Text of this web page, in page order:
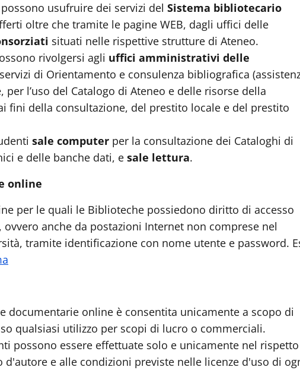
usufruire dei servizi del Sistema bibliotecario
oltre che tramite le pagine WEB, dagli uffici delle
situati nelle rispettive strutture di Ateneo.
rivolgersi agli uffici amministrativi delle
di Orientamento e consulenza bibliografica
l’uso del Catalogo di Ateneo e delle risorse della
fini della consultazione, del prestito locale e del prestito
sale computer per la consultazione dei Cataloghi di
e delle banche dati, e sale lettura.
online
per le quali le Biblioteche possiedono diritto di accesso
anche da postazioni Internet non comprese nel
tramite identificazione con nome utente e password.
documentarie online è consentita unicamente a scopo di
qualsiasi utilizzo per scopi di lucro o commerciali.
possono essere effettuate solo e unicamente nel rispetto
e alle condizioni previste nelle licenze d'uso di